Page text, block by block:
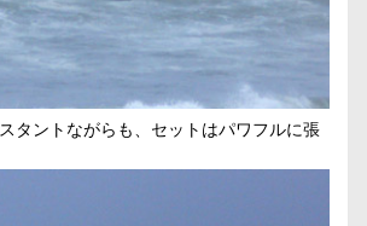
タントながらも、セットはパワフルに張